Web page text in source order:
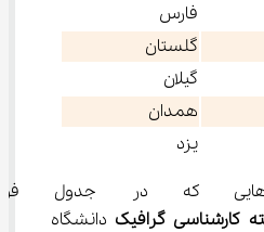
فارس
گلستان
گیلان
همدان
یزد
کارشناسی گرافیک دانشگاه